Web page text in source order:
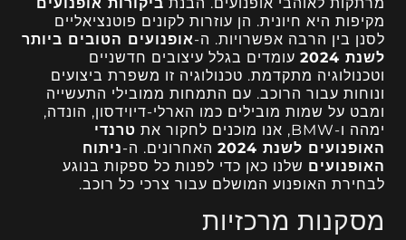
מקיפות היא חיונית. הן עוזרות לקונים פוטנציאליים
לסנן בין הרבה אפשרויות. ה-אופנועים הטובים ביותר
לשנת 2024
עומדים בגלל עיצובים חדשניים
וטכנולוגיה מתקדמת. טכנולוגיה זו משפרת ביצועים
ונוחות עבור הרוכב. עם התמחות ממובילי התעשייה
ומבט על שמות מובילים כמו הארלי-דיוידסון, הונדה,
ימהה ו-BMW, אנו מוכנים לחקור את
טרנדי
האופנועים לשנת 2024
האחרונים. ה-ניתוח
האופנועים שלנו כאן כדי לפנות כל ספקות בנוגע
לבחירת האופנוע המושלם עבור צרכי כל רוכב.
מסקנות מרכזיות